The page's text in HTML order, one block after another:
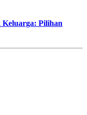
Keluarga: Pilihan